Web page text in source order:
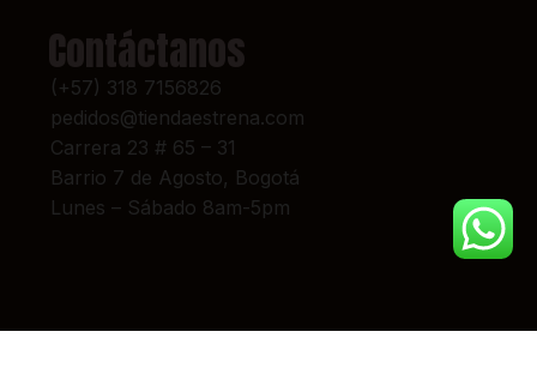
Contáctanos
(+57) 318 7156826
pedidos@tiendaestrena.com
Carrera 23 # 65 – 31
Barrio 7 de Agosto, Bogotá
Lunes – Sábado 8am-5pm